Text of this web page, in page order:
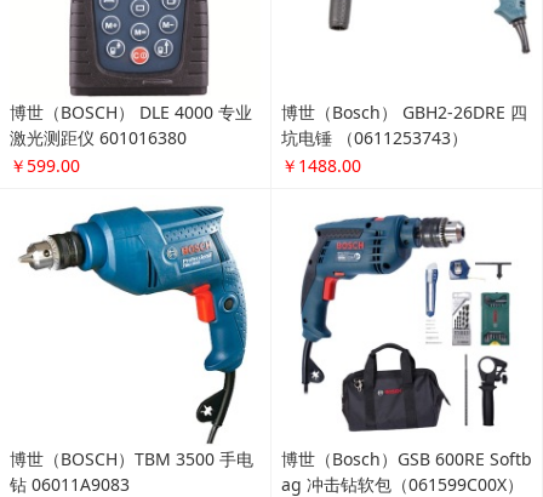
博世（BOSCH） DLE 4000 专业
激光测距仪 601016380
￥599.00
博世（Bosch） GBH2-26DRE 四
坑电锤 （0611253743）
￥1488.00
博世（BOSCH）TBM 3500 手电
钻 06011A9083
博世（Bosch）GSB 600RE Softb
ag 冲击钻软包（061599C00X）